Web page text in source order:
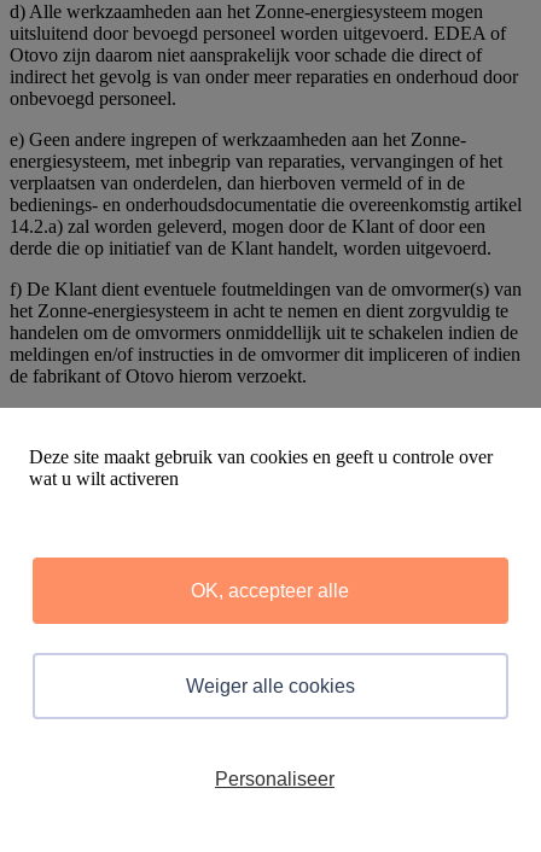
d) Alle werkzaamheden aan het Zonne-energiesysteem mogen
uitsluitend door bevoegd personeel worden uitgevoerd. EDEA of
Otovo zijn daarom niet aansprakelijk voor schade die direct of
indirect het gevolg is van onder meer reparaties en onderhoud door
onbevoegd personeel.
e) Geen andere ingrepen of werkzaamheden aan het Zonne-
energiesysteem, met inbegrip van reparaties, vervangingen of het
verplaatsen van onderdelen, dan hierboven vermeld of in de
bedienings- en onderhoudsdocumentatie die overeenkomstig artikel
14.2.a) zal worden geleverd, mogen door de Klant of door een
derde die op initiatief van de Klant handelt, worden uitgevoerd.
f) De Klant dient eventuele foutmeldingen van de omvormer(s) van
het Zonne-energiesysteem in acht te nemen en dient zorgvuldig te
handelen om de omvormers onmiddellijk uit te schakelen indien de
meldingen en/of instructies in de omvormer dit impliceren of indien
de fabrikant of Otovo hierom verzoekt.
uitschakelen van het Zonne-energiesysteem indien nodig. De Klant
is verder verplicht berichten van de plaatselijke netbeheerder die de
h) De Klant verleent Otovo en de Installatiepartner toegang tot het
onroerend goed, zodat zij de geplande onderhouds- en
energiesysteem of de omgeving ervan wordt veroorzaakt door
verkeerd gebruik, nalatigheid of het niet uitvoeren van noodzakelijk
j) EDEA is verantwoordelijk voor correctief onderhoud en reparatie
Deze site maakt gebruik van cookies en geeft u controle over
wat u wilt activeren
OK, accepteer alle
Weiger alle cookies
Personaliseer